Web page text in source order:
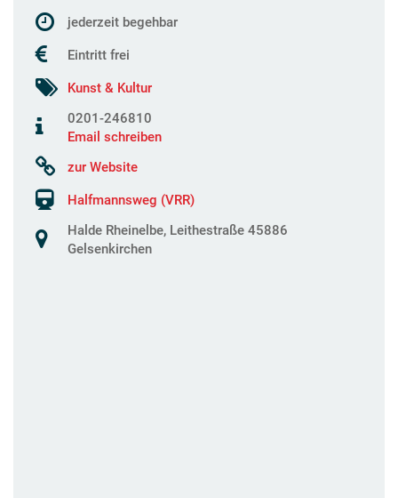
jederzeit begehbar
Eintritt frei
Kunst & Kultur
0201-246810
Email schreiben
zur Website
Halfmannsweg (VRR)
Halde Rheinelbe, Leithestraße 45886
Gelsenkirchen